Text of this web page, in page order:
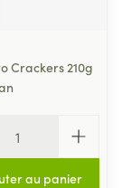
Crackers 210g
au panier